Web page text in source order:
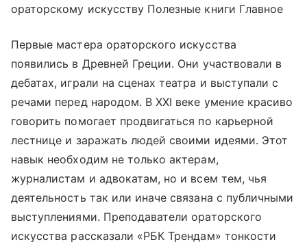
ораторскому искусству Полезные книги Главное
Первые мастера ораторского искусства
появились в Древней Греции. Они участвовали в
дебатах, играли на сценах театра и выступали с
речами перед народом. В XXI веке умение красиво
говорить помогает продвигаться по карьерной
лестнице и заражать людей своими идеями. Этот
навык необходим не только актерам,
журналистам и адвокатам, но и всем тем, чья
деятельность так или иначе связана с публичными
выступлениями. Преподаватели ораторского
искусства рассказали «РБК Трендам» тонкости